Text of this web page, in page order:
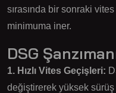
sırasında bir sonraki
minimuma iner.
DSG
1. Hızlı Vites Geçişleri:
değiştirerek yüksek sürüş